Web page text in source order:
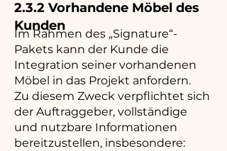
2.3.2 Vorhandene Möbel des
Kunden
Im Rahmen des „Signature“-
Pakets kann der Kunde die
Integration seiner vorhandenen
Möbel in das Projekt anfordern.
Zu diesem Zweck verpflichtet sich
der Auftraggeber, vollständige
und nutzbare Informationen
bereitzustellen, insbesondere: